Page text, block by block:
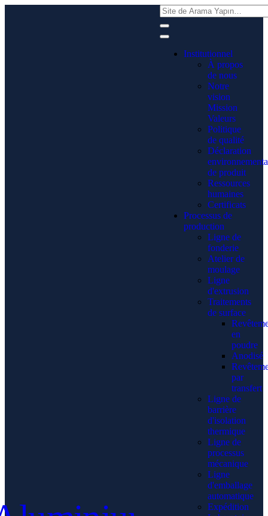
Institutionnel
À propos
de nous
Notre
vision
Mission
Valeurs
Politique
de qualité
Déclaration
de produit
Ressources
humaines
Certificats
Processus de
production
Ligne de
fonderie
Atelier de
moulage
Ligne
d'extrusion
Traitements
de surface
en
poudre
Anodisé
par
transfert
Ligne de
barrière
d'isolation
thermique
Ligne de
processus
mécanique
Ligne
d'emballage
automatique
Expédition